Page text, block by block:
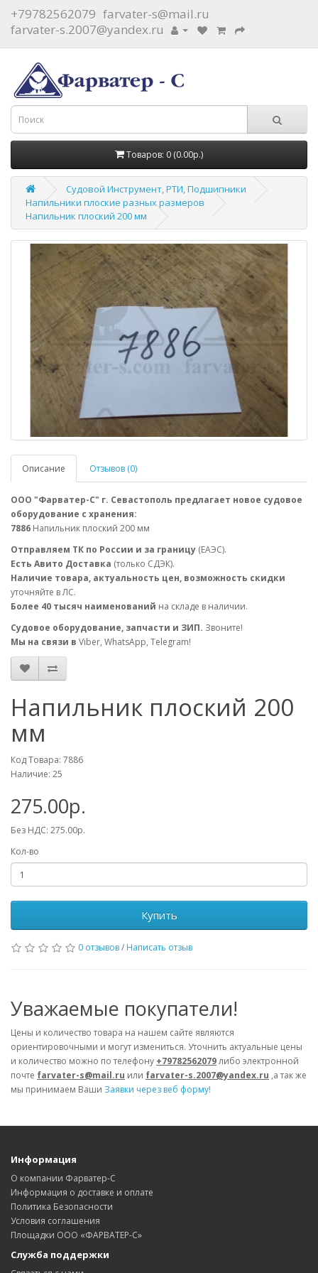
+79782562079 farvater-s@mail.ru
farvater-s.2007@yandex.ru
Товаров: 0 (0.00р.)
Судовой Инструмент, РТИ, Подшипники
Напильники плоские разных размеров
Напильник плоский 200 мм
Описание Отзывов (0)
ООО "Фарватер-С" г. Севастополь предлагает новое судовое
оборудование с хранения:
7886 Напильник плоский 200 мм
Отправляем ТК по России и за границу (ЕАЭС).
Есть Авито Доставка (только СДЭК).
Наличие товара, актуальность цен, возможность скидки
уточняйте в ЛС.
Более 40 тысяч наименований на складе в наличии.
Судовое оборудование, запчасти и ЗИП. Звоните!
Мы на связи в Viber, WhatsApp, Telegram!
Напильник плоский 200
мм
Код Товара: 7886
Наличие: 25
275.00р.
Без НДС: 275.00р.
Кол-во
Купить
0 отзывов/ Написать отзыв
Уважаемые покупатели!
Цены и количество товара на нашем сайте являются
ориентировочными и могут измениться. Уточнить актуальные цены
и количество можно по телефону +79782562079либо электронной
почте farvater-s@mail.ru или farvater-s.2007@yandex.ru ,а так же
мы принимаем Ваши Заявки через веб форму!
Информация
О компании Фарватер-С
Информация о доставке и оплате
Политика Безопасности
Условия соглашения
Площадки ООО «ФАРВАТЕР-С»
Служба поддержки